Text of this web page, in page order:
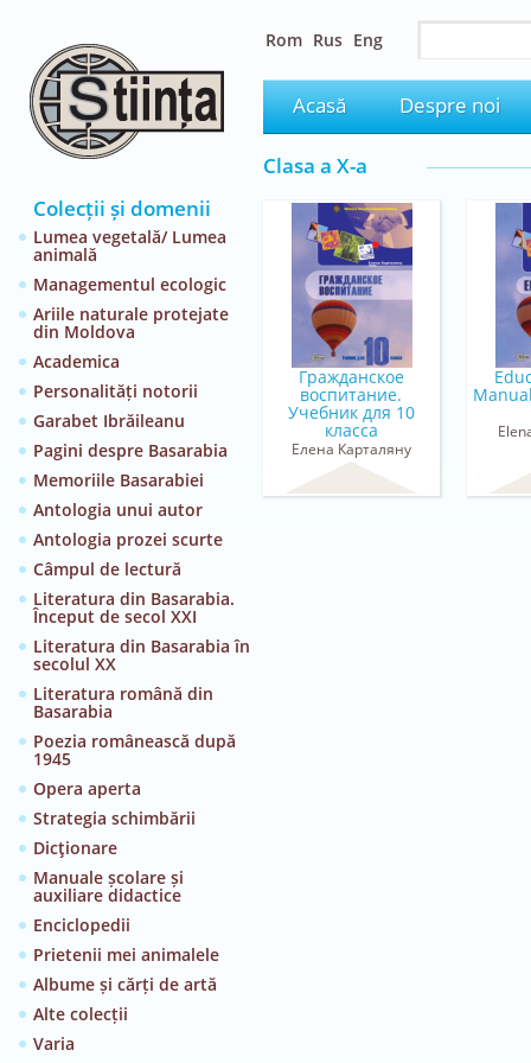
Colecții și domenii
Lumea vegetală/ Lumea
animală
Managementul ecologic
Ariile naturale protejate
din Moldova
Academica
Personalități notorii
Garabet Ibrăileanu
Pagini despre Basarabia
Memoriile Basarabiei
Antologia unui autor
Antologia prozei scurte
Câmpul de lectură
Literatura din Basarabia.
Început de secol XXI
Literatura din Basarabia în
secolul XX
Literatura română din
Basarabia
Poezia românească după
1945
Opera aperta
Strategia schimbării
Dicţionare
Manuale școlare și
auxiliare didactice
Enciclopedii
Prietenii mei animalele
Albume și cărți de artă
Alte colecții
Varia
Rom Rus Eng
Acasă Despre noi
Clasa a X-a
Гражданское
воспитание.
Учебник для 10
класса
Елена Карталяну